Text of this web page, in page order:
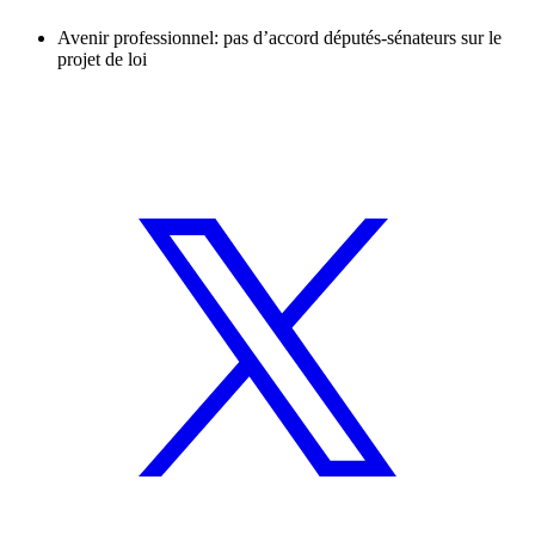
Avenir professionnel: pas d’accord députés-sénateurs sur le
projet de loi